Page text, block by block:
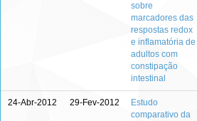
sobre
marcadores das
respostas redox
e inflamatória de
adultos com
constipação
intestinal
24-Abr-2012 29-Fev-2012
Estudo
comparativo da